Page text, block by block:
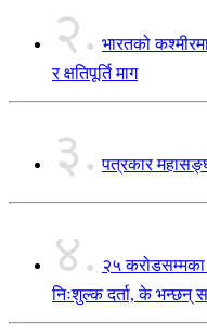
२. भारतको
र क्षतिपूर्ति माग
३. पत्रकार
४. २५ करोडसम्मका
निःशुल्क दर्ता, के भन्छन्